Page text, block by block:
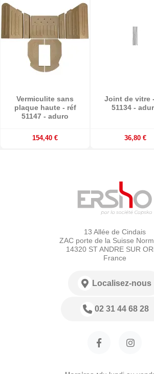
Vermiculite sans
plaque haute - réf
51147 - aduro
154,40 €
Joint de vitre
51134 -
36,80 €
13 Allée de Cindais
ZAC porte de la Suisse
14320 ST ANDRE SUR
France
Localisez-nous
02 31 44 68 28